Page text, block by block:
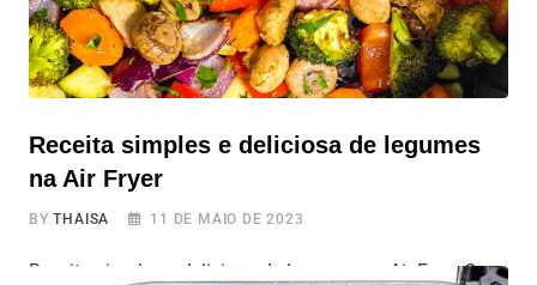
Receita simples e deliciosa de legumes
na Air Fryer
BYTHAISA 11 DE MAIO DE 2023
Receita simples e deliciosa de legumes na Air Fryer Que